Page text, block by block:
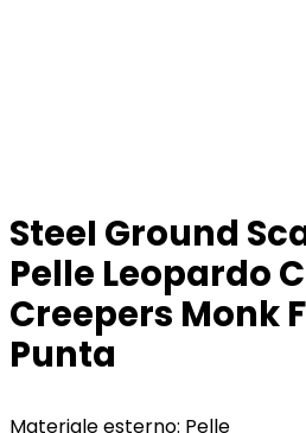
SteeI Ground
Pelle Leopardo
Creepers Monk
Punta
Materiale esterno: Pelle